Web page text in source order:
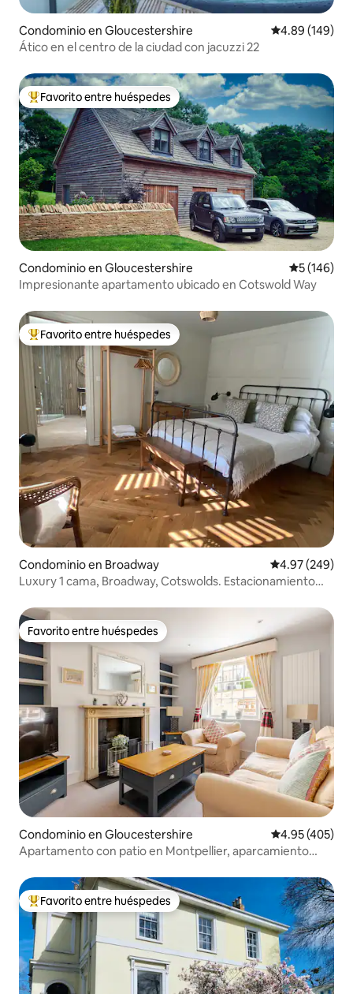
Condominio en Gloucestershire Calificación
4.89 (149)
Ático en el centro de la ciudad con jacuzzi 22
De los mejores en Favorito entre huéspedes
Favorito entre huéspedes
Condominio en Gloucestershire
5 (146)
Impresionante apartamento ubicado en Cotswold Way
De los mejores en Favorito entre huéspedes
Favorito entre huéspedes
Condominio en Broadway Calificación
4.97 (249)
Luxury 1 cama, Broadway, Cotswolds. Estacionamiento
Favorito entre huéspedes
Favorito entre huéspedes
Condominio en Gloucestershire Calificación
4.95 (405)
Apartamento con patio en Montpellier, aparcamiento
De los mejores en Favorito entre huéspedes
Favorito entre huéspedes